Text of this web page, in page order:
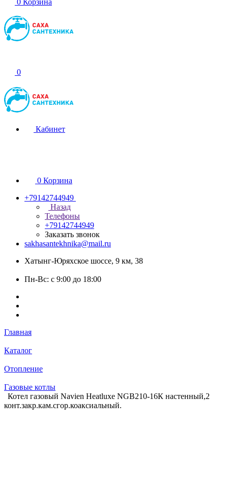
0 Корзина
0
Кабинет
0 Корзина
+79142744949
Назад
Телефоны
+79142744949
Заказать звонок
sakhasantekhnika@mail.ru
Хатынг-Юряхское шоссе, 9 км, 38
Пн-Вс: с 9:00 до 18:00
Главная
Каталог
Отопление
Газовые котлы
Котел газовый Navien Heatluxe NGB210-16К настенный,2
конт.закр.кам.сгор.коаксиальный.